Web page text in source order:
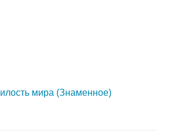
мира (Знаменное)